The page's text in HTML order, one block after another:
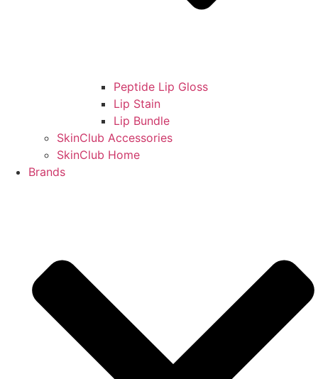
Peptide Lip Gloss
Lip Stain
Lip Bundle
SkinClub Accessories
SkinClub Home
Brands